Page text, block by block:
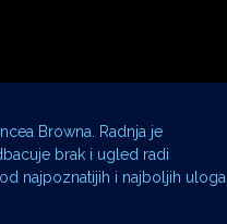
Browna. Radnja je
brak i ugled radi
najpoznatijih i najboljih uloga